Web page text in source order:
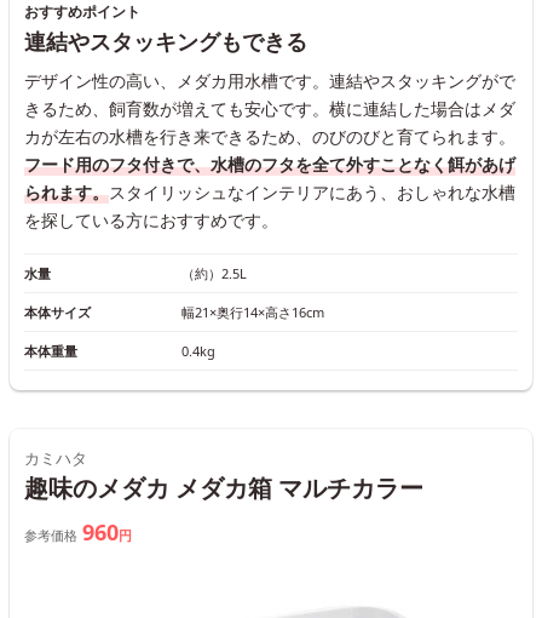
おすすめポイント
連結やスタッキングもできる
デザイン性の高い、メダカ用水槽です。連結やスタッキングがで
きるため、飼育数が増えても安心です。横に連結した場合はメダ
カが左右の水槽を行き来できるため、のびのびと育てられます。
フード用のフタ付きで、水槽のフタを全て外すことなく餌があげ
られます。スタイリッシュなインテリアにあう、おしゃれな水槽
を探している方におすすめです。
水量 （約）2.5L
本体サイズ 幅21×奥行14×高さ16cm
本体重量 0.4kg
カミハタ
趣味のメダカ メダカ箱 マルチカラー
参考価格 960円